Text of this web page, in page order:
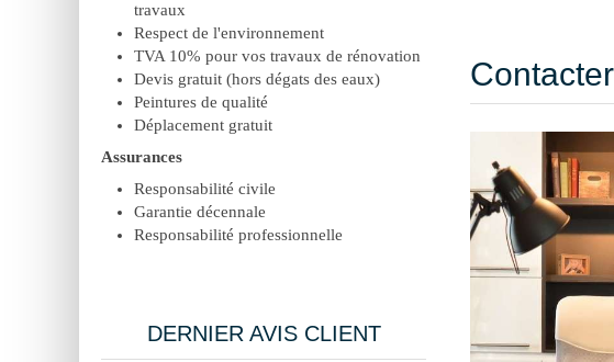
travaux
Respect de l'environnement
TVA 10% pour vos travaux de rénovation
Devis gratuit (hors dégats des eaux)
Peintures de qualité
Déplacement gratuit
Assurances
Responsabilité civile
Garantie décennale
Responsabilité professionnelle
DERNIER AVIS CLIENT